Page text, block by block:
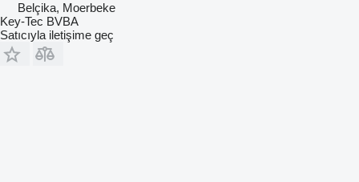
Belçika, Moerbeke
Key-Tec BVBA
Satıcıyla iletişime geç